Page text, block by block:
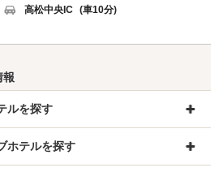
高松中央IC (車10分)
報
ルを探す
ホテルを探す